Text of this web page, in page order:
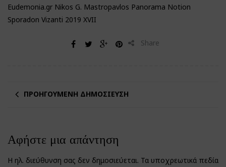
Eudemonia.gr Nikos G. Mastropavlos Panorama Notion
Sporadon Vizanti 2019 XVII
Share
ΠΡΟΗΓΟΎΜΕΝΗ ΔΗΜΟΣΊΕΥΣΗ
Αφήστε μια απάντηση
Η ηλ. διεύθυνση σας δεν δημοσιεύεται. Τα υποχρεωτικά πεδία